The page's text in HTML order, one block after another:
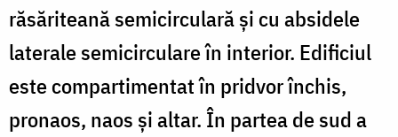
răsăriteană semicirculară și cu absidele
laterale semicirculare în interior. Edificiul
este compartimentat în pridvor închis,
pronaos, naos și altar. În partea de sud a